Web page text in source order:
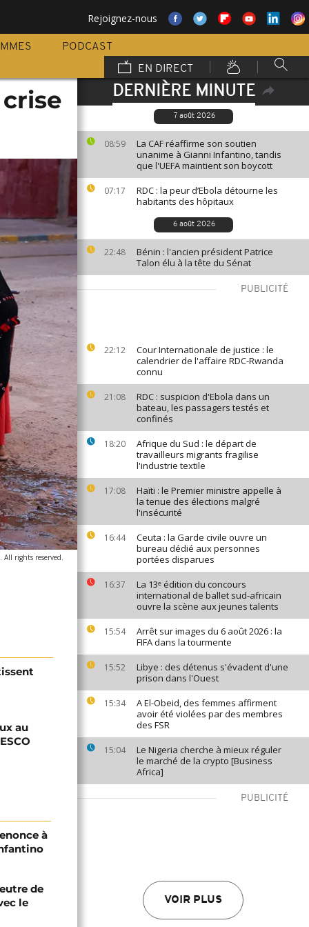
Rejoignez-nous
PODCAST
EN DIRECT
DERNIÈRE MINUTE
7 août 2026
08:59
La CAF réaffirme son soutien
unanime à Gianni Infantino, tandis
que l'UEFA maintient son boycott
07:17
RDC : la peur d’Ebola détourne les
habitants des hôpitaux
6 août 2026
22:48
Bénin : l'ancien président Patrice
Talon élu à la tête du Sénat
PUBLICITÉ
22:12
Cour Internationale de justice : le
calendrier de l'affaire RDC-Rwanda
connu
21:08
RDC : suspicion d'Ebola dans un
bateau, les passagers testés et
confinés
18:20
Afrique du Sud : le départ de
travailleurs migrants fragilise
l'industrie textile
17:08
Haïti : le Premier ministre appelle à
la tenue des élections malgré
l'insécurité
16:44
Ceuta : la Garde civile ouvre un
bureau dédié aux personnes
portées disparues
16:37
La 13ᵉ édition du concours
international de ballet sud-africain
ouvre la scène aux jeunes talents
15:54
Arrêt sur images du 6 août 2026 : la
FIFA dans la tourmente
15:52
Libye : des détenus s'évadent d'une
prison dans l'Ouest
15:34
A El-Obeid, des femmes affirment
avoir été violées par des membres
des FSR
15:04
Le Nigeria cherche à mieux réguler
le marché de la crypto [Business
Africa]
PUBLICITÉ
VOIR PLUS
All rights reserved.
au
à
de
le